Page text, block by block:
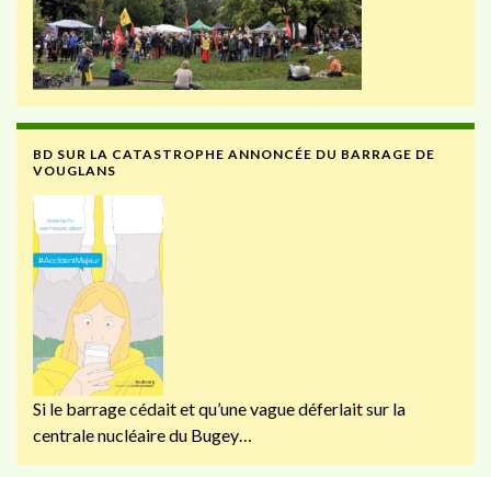
BD SUR LA CATASTROPHE ANNONCÉE DU BARRAGE DE
VOUGLANS
Si le barrage cédait et qu’une vague déferlait sur la
centrale nucléaire du Bugey…